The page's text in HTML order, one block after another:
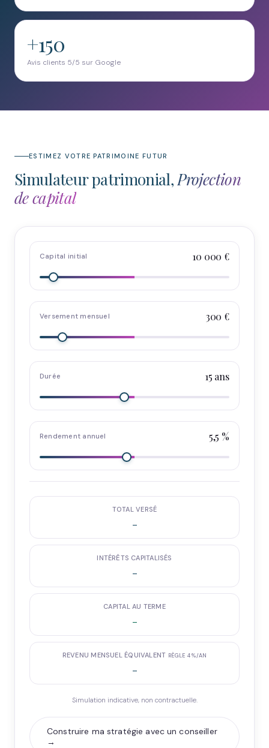
+150
Avis clients 5/5 sur Google
ESTIMEZ VOTRE PATRIMOINE FUTUR
Simulateur patrimonial,Projection
de capital
Capital initial 10 000 €
Versement mensuel 300 €
Durée 15 ans
Rendement annuel 5,5 %
TOTAL VERSÉ
-
INTÉRÊTS CAPITALISÉS
-
CAPITAL AU TERME
-
REVENU MENSUEL ÉQUIVALENT RÈGLE 4 %/AN
-
Simulation indicative, non contractuelle.
Construire ma stratégie avec un conseiller
→